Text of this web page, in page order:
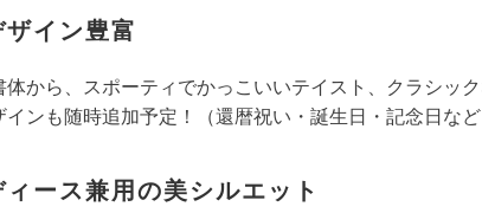
イン豊富
体から、スポーティでかっこいいテイスト、クラシック
ンも随時追加予定！（還暦祝い・誕生日・記念日など
ース兼用の美シルエット